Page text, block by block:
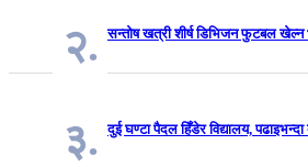
२. सन्तोष खत्री शीर्ष डिभिजन फुटबल खेल्न
३. दुई घण्टा पैदल हिँडेर विद्यालय,